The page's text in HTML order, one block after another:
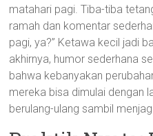
matahari pagi. Tiba-tiba
ramah dan komentar
pagi, ya?” Ketawa kecil jadi
akhirnya, humor sederhana
bahwa kebanyakan
mereka bisa dimulai dengan
berulang-ulang sambil